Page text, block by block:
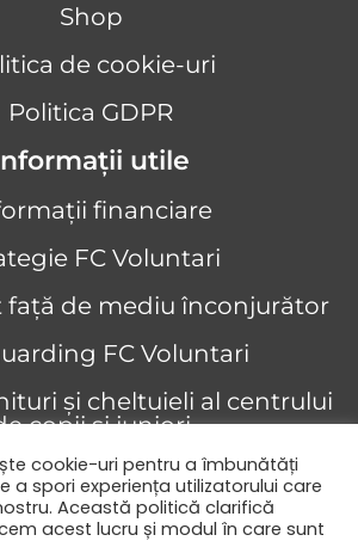
Shop
de cookie-uri
Politica GDPR
utile
financiare
FC Voluntari
de mediu înconjurător
FC Voluntari
și cheltuieli al centrului
copii și juniori
privind drepturile omului
© 2026 FC Voluntari
cookie-uri pentru a îmbunătăți
a spori experiența utilizatorului care
Această politică clarifică
acest lucru și modul în care sunt